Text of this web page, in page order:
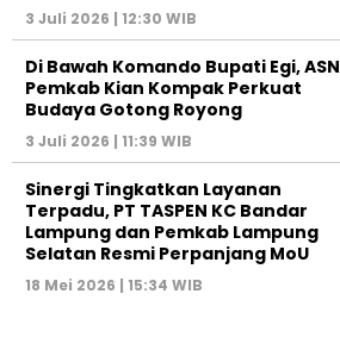
3 Juli 2026 | 12:30 WIB
Di Bawah Komando Bupati Egi, ASN
Pemkab Kian Kompak Perkuat
Budaya Gotong Royong
3 Juli 2026 | 11:39 WIB
Sinergi Tingkatkan Layanan
Terpadu, PT TASPEN KC Bandar
Lampung dan Pemkab Lampung
Selatan Resmi Perpanjang MoU
18 Mei 2026 | 15:34 WIB